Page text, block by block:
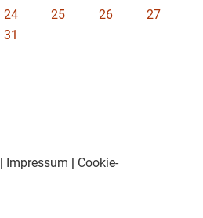
24 25 26
27
31
| Impressum | Cookie-